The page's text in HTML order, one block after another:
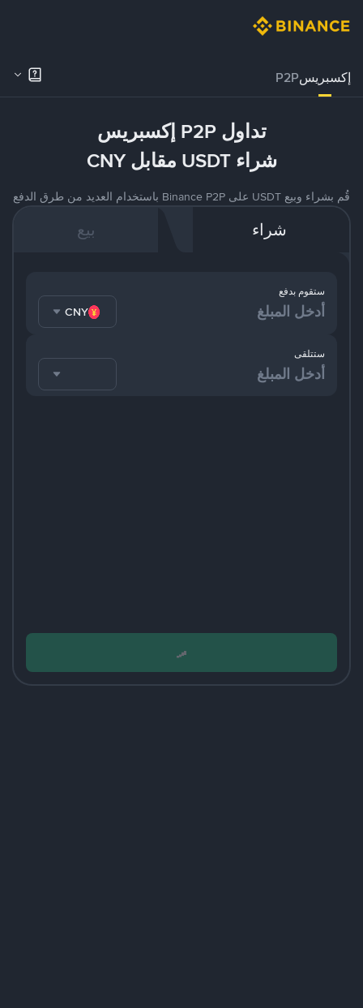
إكسبريسP2P
تداول P2P إكسبريس
شراء USDT مقابل CNY
قُم بشراء وبيع USDT على Binance P2P باستخدام العديد من طرق الدفع
شراء بيع
ستقوم بدفع
CNY
ستتلقى